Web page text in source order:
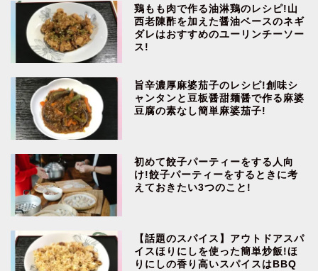
鶏もも肉で作る油淋鶏のレシピ!山
西老陳酢を加えた醤油ベースのネギ
ダレはおすすめのユーリンチーソー
ス!
旨辛濃厚麻婆茄子のレシピ!創味シ
ャンタンと豆板醤甜麺醤で作る麻婆
豆腐の素なし簡単麻婆茄子!
初めて餃子パーティーをする人向
け!餃子パーティーをするときに考
えておきたい3つのこと!
【話題のスパイス】アウトドアスパ
イスほりにしを使った簡単炒飯!ほ
りにしの香り高いスパイスはBBQ